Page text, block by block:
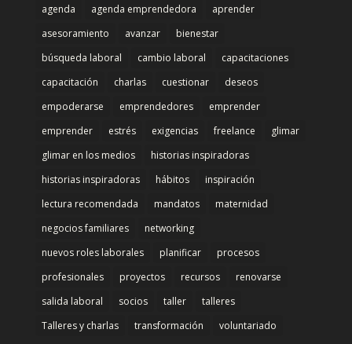
agenda agenda emprendedora
aprender
asesoramiento
avanzar
bienestar
búsqueda laboral
cambio laboral
capacitaciones
capacitación
charlas cuestionar
deseos
empoderarse
emprendedores
emprender
emprender
estrés exigencias freelance
glimar
glimar en los medios
historias inspiradoras
historias inspiradoras
hábitos
inspiración
lectura recomendada
mandatos
maternidad
negocios familiares
networking
nuevos roles laborales
planificar
procesos
profesionales
proyectos recursos
renovarse
salida laboral
socios taller
talleres
Talleres y charlas
transformación voluntariado